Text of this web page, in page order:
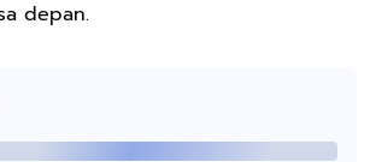
depan.